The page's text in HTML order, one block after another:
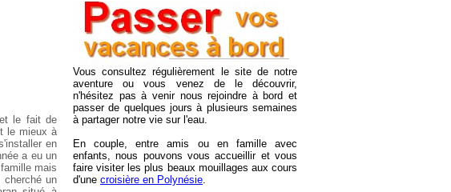
le fait de
le mieux à
en
a eu un
mais
un
Vous consultez régulièrement le site de notre
aventure ou vous venez de le découvrir,
n'hésitez pas à venir nous rejoindre à bord et
passer de quelques jours à plusieurs semaines
à partager notre vie sur l'eau.
En couple, entre amis ou en famille avec
enfants, nous pouvons vous accueillir et vous
faire visiter les plus beaux mouillages aux cours
d'une croisière en Polynésie.